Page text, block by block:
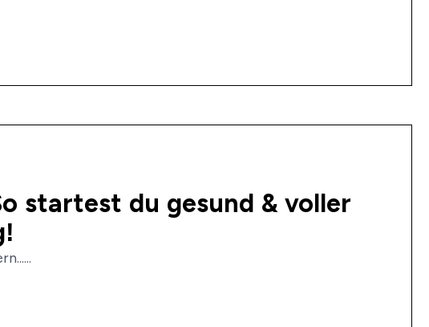
startest du gesund & voller